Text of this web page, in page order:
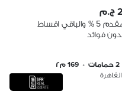
شقه للبيع بمقدم 5 % والباقي اقساط
2 حمامات • 169 م٢